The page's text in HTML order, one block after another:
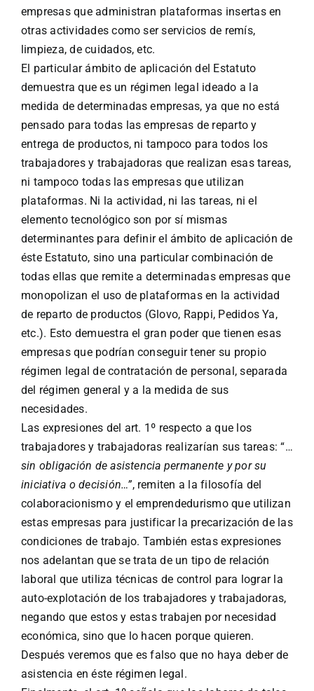
empresas que administran plataformas insertas en
otras actividades como ser servicios de remís,
limpieza, de cuidados, etc.
El particular ámbito de aplicación del Estatuto
demuestra que es un régimen legal ideado a la
medida de determinadas empresas, ya que no está
pensado para todas las empresas de reparto y
entrega de productos, ni tampoco para todos los
trabajadores y trabajadoras que realizan esas tareas,
ni tampoco todas las empresas que utilizan
plataformas. Ni la actividad, ni las tareas, ni el
elemento tecnológico son por sí mismas
determinantes para definir el ámbito de aplicación de
éste Estatuto, sino una particular combinación de
todas ellas que remite a determinadas empresas que
monopolizan el uso de plataformas en la actividad
de reparto de productos (Glovo, Rappi, Pedidos Ya,
etc.). Esto demuestra el gran poder que tienen esas
empresas que podrían conseguir tener su propio
régimen legal de contratación de personal, separada
del régimen general y a la medida de sus
necesidades.
Las expresiones del art. 1º respecto a que los
trabajadores y trabajadoras realizarían sus tareas: “…
sin obligación de asistencia permanente y por su
iniciativa o decisión…”, remiten a la filosofía del
colaboracionismo y el emprendedurismo que utilizan
estas empresas para justificar la precarización de las
condiciones de trabajo. También estas expresiones
nos adelantan que se trata de un tipo de relación
laboral que utiliza técnicas de control para lograr la
auto-explotación de los trabajadores y trabajadoras,
negando que estos y estas trabajen por necesidad
económica, sino que lo hacen porque quieren.
Después veremos que es falso que no haya deber de
asistencia en éste régimen legal.